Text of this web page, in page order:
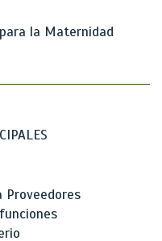
la Maternidad
Proveedores